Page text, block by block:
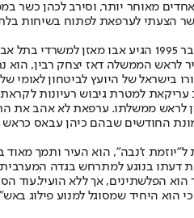
מאוחר יותר, וסירב לכהן כשר
כאשר הצעתי לערפאת לפתוח
שנתיים עבדנו על הנייר הראשון בהיסטוריה המשותפת, שפירט,
הממשלה דאז יצחק רבין, הוא
של היועץ לביטחון לאומי של
וסאיב עריקאת למטרת גיבוש
כפה העולם על ערפאת למנות את אבו מאזן
החודשים שבהם כיהן עבאס
ז'נבה", הוא העיר ותמך מאוד
בנוגע למתרחש בגדה
הפלשתינים, אך ללא הועיל.עוד
היחיד שמסוגל למנוע פילוג